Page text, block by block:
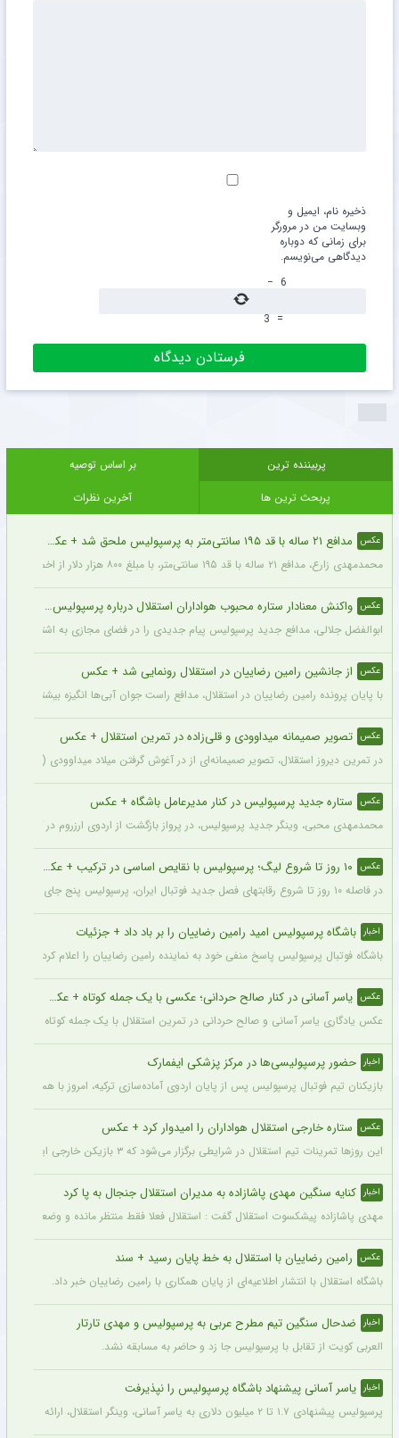
ذخیره نام، ایمیل و
وبسایت من در مرورگر
برای زمانی که دوباره
دیدگاهی می‌نویسم.
6
−
=
3
پربیننده ترین
بر اساس توصیه
پربحث ترین ها
آخرین نظرات
عکس مدافع ۲۱ ساله با قد ۱۹۵ سانتی‌متر به پرسپولیس ملحق شد + عکس
محمدمهدی زارع، مدافع ۲۱ ساله با قد ۱۹۵ سانتی‌متر، با مبلغ ۸۰۰ هزار دلار از اخمت گروژنی به پرسپولیس پیوست.
عکس واکنش معنادار ستاره محبوب هواداران استقلال درباره پرسپولیس + عکس
ابوالفضل جلالی، مدافع جدید پرسپولیس پیام جدیدی را در فضای مجازی به اشتراک
عکس از جانشین رامین رضاییان در استقلال رونمایی شد + عکس
با پایان پرونده رامین رضاییان در استقلال، مدافع راست جوان آبی‌ها انگیزه بیشتری
عکس تصویر صمیمانه میداوودی و قلی‌زاده در تمرین استقلال + عکس
در تمرین دیروز استقلال، تصویر صمیمانه‌ای از در آغوش گرفتن میلاد میداوودی (مربی
عکس ستاره جدید پرسپولیس در کنار مدیرعامل باشگاه + عکس
محمدمهدی محبی، وینگر جدید پرسپولیس، در پرواز بازگشت از اردوی ارزروم در کنار
عکس ۱۰ روز تا شروع لیگ؛ پرسپولیس با نقایص اساسی در ترکیب + عکس
در فاصله ۱۰ روز تا شروع رقابتهای فصل جدید فوتبال ایران، پرسپولیس پنج جای خالی در فهرست بزرگسالان خود می‌بیند و البته نقایصی که در صورت عدم تکمیل تیم، میتواند آسیب بزرگی را در طول فصل به این تیم بزند. سرخپوشان در این پنجره نقل و انتقالات ۸ خرید را انجام دادند اما باتوجه به ضعف اسکواد فصل گذشته و همچنین کنار گذاشتن شش بازیکن، همچنان چند پست در تیم پرسپولیس خالی است.
اخبار باشگاه پرسپولیس امید رامین رضاییان را بر باد داد + جزئیات
باشگاه فوتبال پرسپولیس پاسخ منفی خود به نماینده رامین رضاییان را اعلام کرد.
عکس یاسر آسانی در کنار صالح حردانی؛ عکسی با یک جمله کوتاه + عکس
عکس یادگاری یاسر آسانی و صالح حردانی در تمرین استقلال با یک جمله کوتاه از سوی
اخبار حضور پرسپولیسی‌ها در مرکز پزشکی ایفمارک
بازیکنان تیم فوتبال پرسپولیس پس از پایان اردوی آماده‌سازی ترکیه، امروز با
عکس ستاره خارجی استقلال هواداران را امیدوار کرد + عکس
این روزها تمرینات تیم استقلال در شرایطی برگزار می‌شود که ۳ بازیکن خارجی این تیم با قدرت در کنار دیگر بازیکنان داخلی استقلال مشغول تمرین کردن هستند.
اخبار کنایه سنگین مهدی پاشازاده به مدیران استقلال جنجال به پا کرد
مهدی پاشازاده پیشکسوت استقلال گفت : استقلال فعلا فقط منتظر مانده و وضعیت
عکس رامین رضاییان با استقلال به خط پایان رسید + سند
باشگاه استقلال با انتشار اطلاعیه‌ای از پایان همکاری با رامین رضاییان خبر داد.
اخبار ضدحال سنگین تیم مطرح عربی به پرسپولیس و مهدی تارتار
العربی کویت از تقابل با پرسپولیس جا زد و حاضر به مسابقه نشد.
اخبار یاسر آسانی پیشنهاد باشگاه پرسپولیس را نپذیرفت
پرسپولیس پیشنهادی ۱.۷ تا ۲ میلیون دلاری به یاسر آسانی، وینگر استقلال، ارائه کرد، اما او نپذیرفت. آسانی تأکید کرد در فوتبال ایران فقط برای استقلال بازی خواهد کرد.